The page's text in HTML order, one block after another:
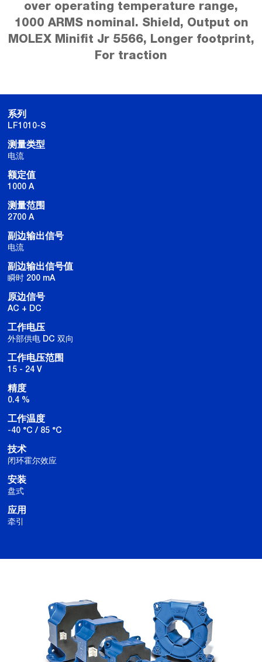
over operating temperature range,
1000 ARMS nominal. Shield, Output on
MOLEX Minifit Jr 5566, Longer footprint,
For traction
系列
LF1010-S
测量类型
电流
额定值
1000 A
测量范围
2700 A
副边输出信号
电流
副边输出信号值
瞬时 200 mA
原边信号
AC + DC
工作电压
外部供电 DC 双向
工作电压范围
15 - 24 V
精度
0.4 %
工作温度
-40 °C / 85 °C
技术
闭环霍尔效应
安装
盘式
应用
牵引